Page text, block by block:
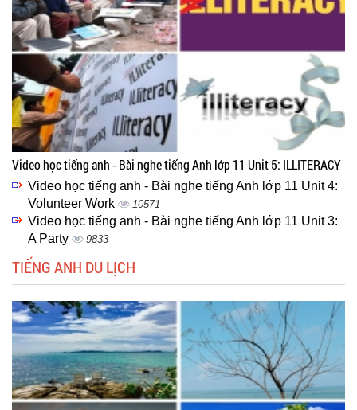
Video học tiếng anh - Bài nghe tiếng Anh lớp 11 Unit 5: ILLITERACY
Video học tiếng anh - Bài nghe tiếng Anh lớp 11 Unit 4:
Volunteer Work
10571
Video học tiếng anh - Bài nghe tiếng Anh lớp 11 Unit 3:
A Party
9833
TIẾNG ANH DU LỊCH